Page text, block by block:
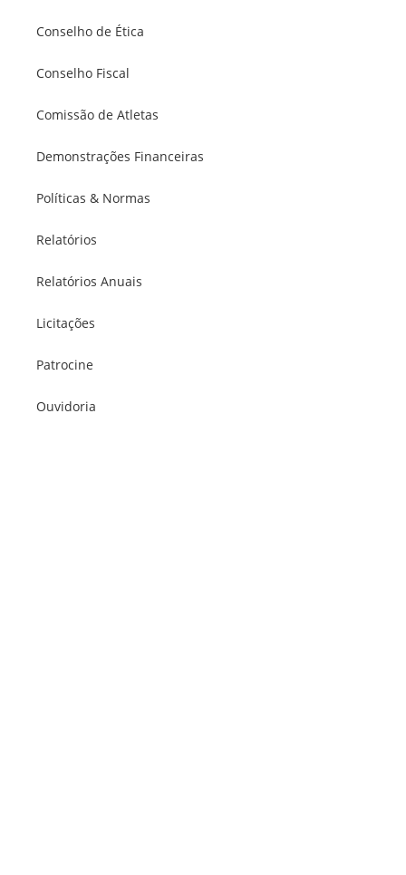
Conselho de Ética
Conselho Fiscal
Comissão de Atletas
Demonstrações Financeiras
Políticas & Normas
Relatórios
Relatórios Anuais
Licitações
Patrocine
Ouvidoria